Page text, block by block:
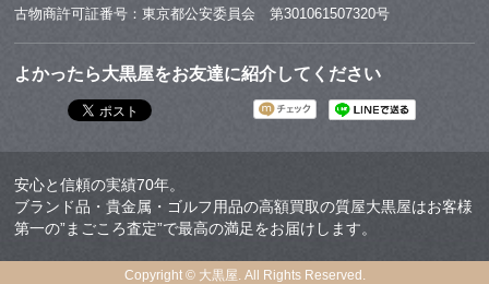
古物商許可証番号：東京都公安委員会 第301061507320号
よかったら大黒屋をお友達に紹介してください
安心と信頼の実績70年。
ブランド品・貴金属・ゴルフ用品の高額買取の質屋大黒屋はお客様
第一の”まごころ査定”で最高の満足をお届けします。
Copyright © 大黒屋. All Rights Reserved.